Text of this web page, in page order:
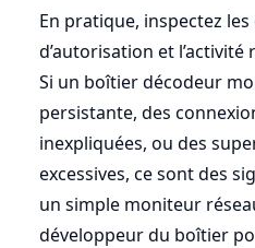
En pratique, inspectez
d’autorisation et
Si un boîtier décodeur
persistante, des
inexpliquées, ou des
excessives, ce sont des
un simple moniteur
développeur du boîtier